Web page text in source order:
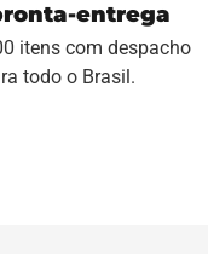
entrega
itens com despacho
todo o Brasil.